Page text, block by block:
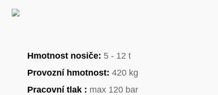
Hmotnost nosiče: 5 - 12 t
Provozní hmotnost: 420 kg
Pracovní tlak : max 120 bar